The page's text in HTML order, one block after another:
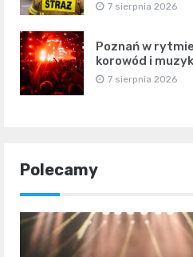
7 sierpnia 2026
Poznań w
korowód i
7 sierpnia 2026
Polecamy